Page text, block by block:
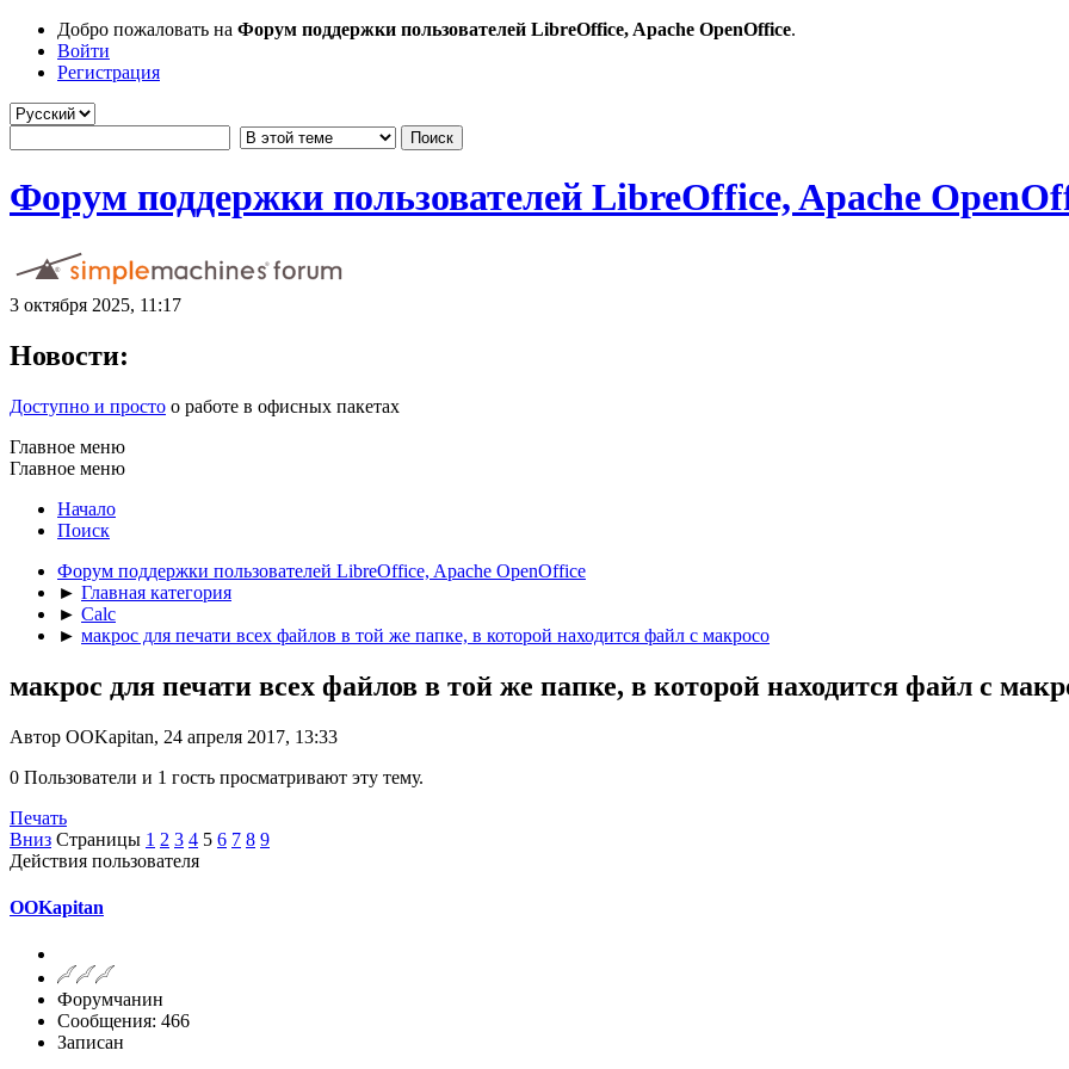
Добро пожаловать на Форум поддержки пользователей LibreOffice, Apache OpenOffice.
Войти
Регистрация
Форум поддержки пользователей LibreOffice, Apache
3 октября 2025, 11:17
Новости:
Доступно и просто о работе в офисных пакетах
Главное меню
Главное меню
Начало
Поиск
Форум поддержки пользователей LibreOffice, Apache OpenOffice
► Главная категория
► Calc
► макрос для печати всех файлов в той же папке, в которой находится файл с макросо
макрос для печати всех файлов в той же папке, в которой находится файл с
Автор OOKapitan, 24 апреля 2017, 13:33
0 Пользователи и 1 гость просматривают эту тему.
Печать
Вниз Страницы 1 2 3 4 5 6 7 8 9
Действия пользователя
OOKapitan
Форумчанин
Сообщения: 466
Записан